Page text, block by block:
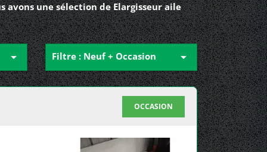
avons une sélection de Elargisseur aile
 Filtre : Neuf + Occasion 
OCCASION